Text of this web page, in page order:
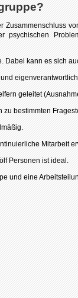
Zusammenschluss
psychischen
Dabei kann es sich
geleitet
bestimmten
Mitarbeit
Personen ist ideal.
und eine